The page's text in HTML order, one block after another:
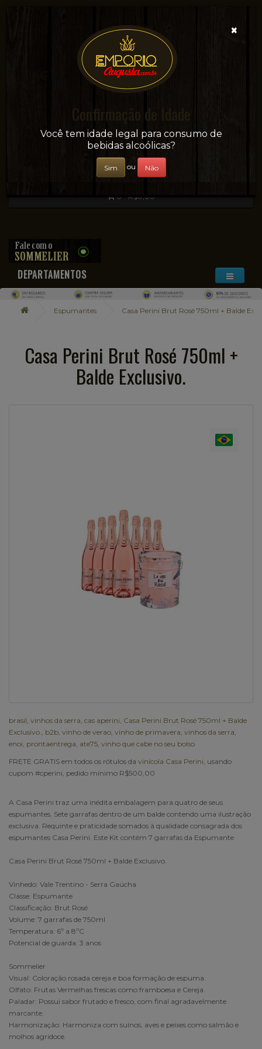
Sua conveniência e adega on-line!
0 - R$0,00
DEPARTAMENTOS
Espumantes Casa Perini Brut Rosé 750ml + Balde
Casa Perini Brut Rosé 750ml +
Balde Exclusivo.
brasil vinhos da serra cas aperini Casa Perini Brut Rosé 750ml + Balde
Exclusivo.
b2b vinho de verao vinho de primavera vinhos da serra
enoi prontaentrega ate75 vinho que cabe no seu bolso
FRETE GRATIS em todos os rótulos da vinícola Casa Perini , usando
cupom #cperini, pedido mínimo R$500,00
A Casa Perini traz uma inédita embalagem para quatro de seus
espumantes. Sete garrafas dentro de um balde contendo uma ilustração
exclusiva. Requinte e praticidade somados à qualidade consagrada dos
espumantes Casa Perini. Este Kit contém 7 garrafas da Espumante
Casa Perini Brut Rosé 750ml + Balde Exclusivo.
Vinhedo: Vale Trentino - Serra Gaúcha
Classe: Espumante
Classificação: Brut Rosé
Volume: 7 garrafas de 750ml
Temperatura: 6º a 8ºC
Potencial de guarda: 3 anos
Sommelier
Visual: Coloração rosada cereja e boa formação de espuma.
Olfato: Frutas Vermelhas frescas como framboesa e Cereja.
Paladar: Possui sabor frutado e fresco, com final agradavelmente
marcante.
Harmonização: Harmoniza com suínos, aves e peixes como salmão e
molhos agridoce.
×
Confirmação de Idade
Você tem idade legal para consumo de
bebidas alcoólicas?
Sim ou Não